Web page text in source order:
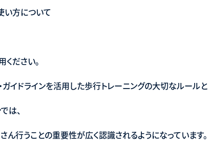
い方について
ださい。
ラインを活用した歩行トレーニングの大切なルールと
は、
ん行うことの重要性が広く認識されるようになっています。